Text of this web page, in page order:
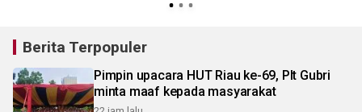
Berita Terpopuler
Pimpin upacara HUT Riau ke-69, Plt Gubri
minta maaf kepada masyarakat